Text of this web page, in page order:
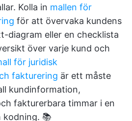
Kolla in mallen för
för att övervaka kundens
diagram eller en checklista
över varje kund och
för juridisk
fakturering är ett måste
kundinformation,
fakturerbara timmar i en
kodning. 📚